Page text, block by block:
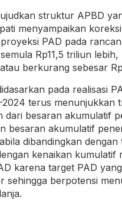
struktur APBD
menyampaikan
PAD pada
Rp11,5 triliun lebih,
berkurang sebesar
pada realisasi
terus menunjukkan
dari besaran akumulatif
besaran akumulatif
dibandingkan dengan
kenaikan kumulatif
karena target PAD
sehingga berpotensi